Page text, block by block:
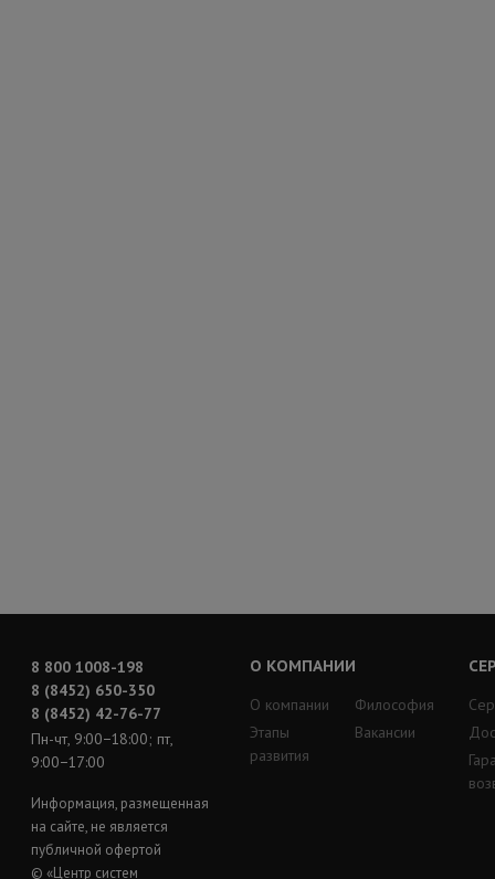
8 800 1008-198
8 (8452) 650-350
8 (8452) 42-76-77
Пн-чт, 9:00−18:00; пт,
9:00−17:00
Информация, размещенная
на сайте, не является
публичной офертой
© «Центр систем
О КОМПАНИИ
О компании
Этапы
развития
Философия
Вакансии